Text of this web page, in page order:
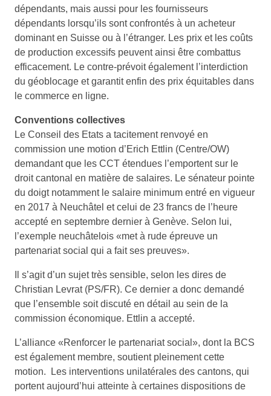
dépendants, mais aussi pour les fournisseurs
dépendants lorsqu’ils sont confrontés à un acheteur
dominant en Suisse ou à l’étranger. Les prix et les coûts
de production excessifs peuvent ainsi être combattus
efficacement. Le contre-prévoit également l’interdiction
du géoblocage et garantit enfin des prix équitables dans
le commerce en ligne.
Conventions collectives
Le Conseil des Etats a tacitement renvoyé en
commission une motion d’Erich Ettlin (Centre/OW)
demandant que les CCT étendues l’emportent sur le
droit cantonal en matière de salaires. Le sénateur pointe
du doigt notamment le salaire minimum entré en vigueur
en 2017 à Neuchâtel et celui de 23 francs de l’heure
accepté en septembre dernier à Genève. Selon lui,
l’exemple neuchâtelois «met à rude épreuve un
partenariat social qui a fait ses preuves».
Il s’agit d’un sujet très sensible, selon les dires de
Christian Levrat (PS/FR). Ce dernier a donc demandé
que l’ensemble soit discuté en détail au sein de la
commission économique. Ettlin a accepté.
L’alliance «Renforcer le partenariat social», dont la BCS
est également membre, soutient pleinement cette
motion. Les interventions unilatérales des cantons, qui
portent aujourd’hui atteinte à certaines dispositions de